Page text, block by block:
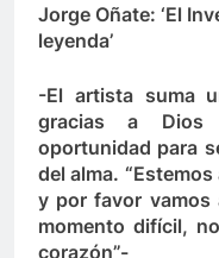
la Universidad en
los accidentes de
Namén a sus 80
para el combate de
Jorge Oñate: ‘El
leyenda’
-El artista suma
gracias a Dios
oportunidad para
del alma.
y por favor vamos
momento difícil,
corazón”-